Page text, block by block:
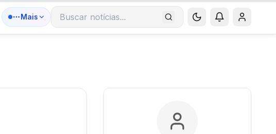
Mais
Buscar notícias